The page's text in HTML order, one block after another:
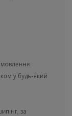
у будь-який
за